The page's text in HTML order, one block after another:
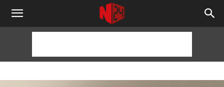
NOTICIAS
HORAS